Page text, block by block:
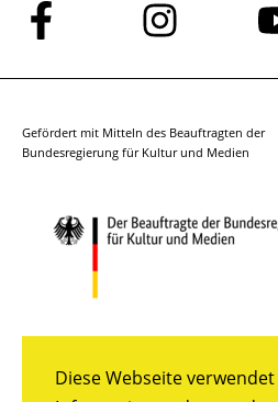
Diese Webseite
Folge
uns
auf
Folge
uns
auf
Gefördert mit Mitteln des Beauftragten der
Bundesregierung für Kultur und Medien